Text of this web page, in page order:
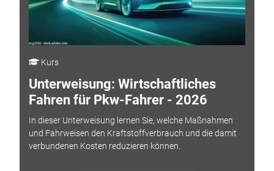
Kurs
Unterweisung: Wirtschaftliches
Fahren für Pkw-Fahrer - 2026
In dieser Unterweisung lernen Sie, welche Maßnahmen
und Fahrweisen den Kraftstoffverbrauch und die damit
verbundenen Kosten reduzieren können.